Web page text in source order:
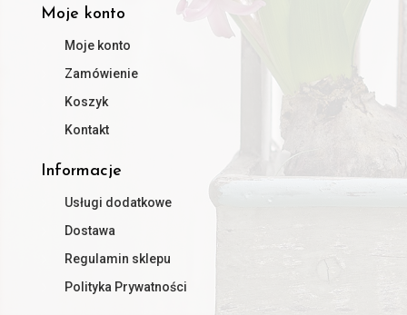
Moje konto
Moje konto
Zamówienie
Koszyk
Kontakt
Informacje
Usługi dodatkowe
Dostawa
Regulamin sklepu
Polityka Prywatności